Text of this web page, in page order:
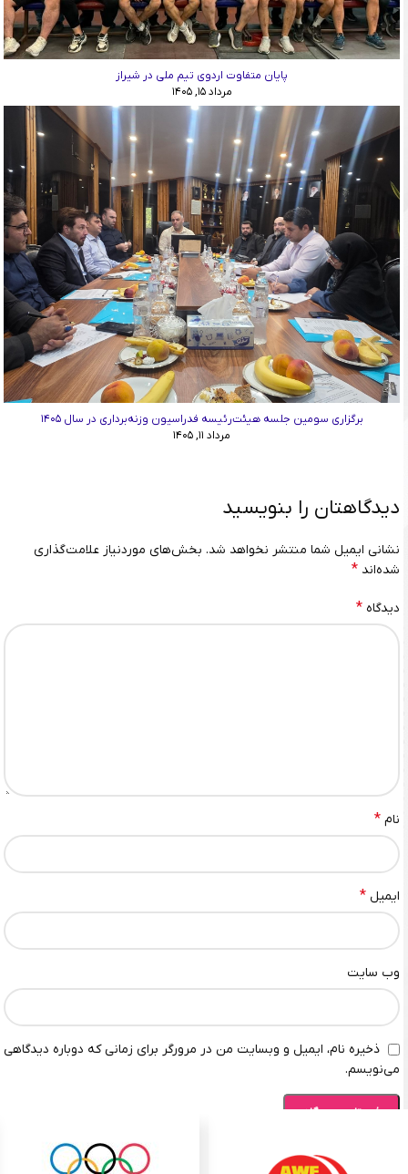
پایان متفاوت اردوی تیم ملی در شیراز
مرداد ۱۵, ۱۴۰۵
برگزاری سومین جلسه هیئت‌رئیسه فدراسیون وزنه‌برداری در سال ۱۴۰۵
مرداد ۱۱, ۱۴۰۵
دیدگاهتان را بنویسید
نشانی ایمیل شما منتشر نخواهد شد. بخش‌های موردنیاز علامت‌گذاری
شده‌اند *
دیدگاه *
نام *
ایمیل *
وب‌ سایت
ذخیره نام، ایمیل و وبسایت من در مرورگر برای زمانی که دوباره دیدگاهی
می‌نویسم.